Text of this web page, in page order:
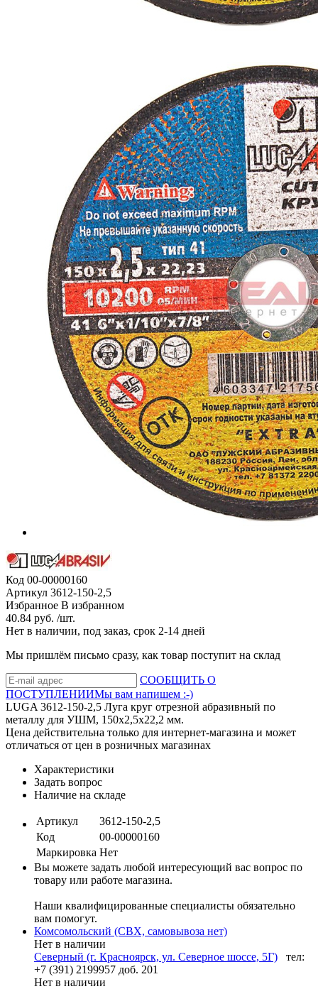
Код 00-00000160
Артикул 3612-150-2,5
Избранное В избранном
40.84 руб. /шт.
Нет в наличии, под заказ, срок 2-14 дней
Мы пришлём письмо сразу, как товар поступит на склад
СООБЩИТЬ О
ПОСТУПЛЕНИИМы вам напишем :-)
LUGA 3612-150-2,5 Луга круг отрезной абразивный по
металлу для УШМ, 150х2,5х22,2 мм.
Цена действительна только для интернет-магазина и может
отличаться от цен в розничных магазинах
Характеристики
Задать вопрос
Наличие на складе
Артикул
3612-150-2,5
Код
00-00000160
Маркировка Нет
Вы можете задать любой интересующий вас вопрос по
товару или работе магазина.
Наши квалифицированные специалисты обязательно
вам помогут.
Комсомольский (СВХ, самовывоза нет)
Нет в наличии
Северный (г. Красноярск, ул. Северное шоссе, 5Г)
тел:
+7 (391) 2199957 доб. 201
Нет в наличии